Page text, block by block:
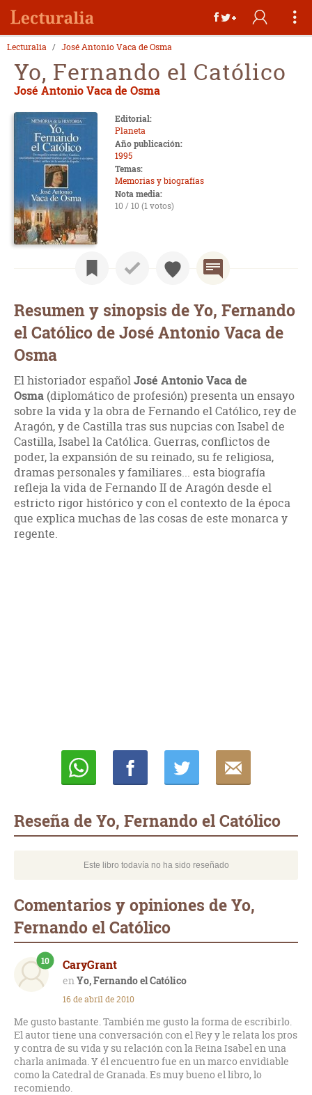
Lecturalia José Antonio Vaca de Osma
Yo, Fernando el Católico
José Antonio Vaca de Osma
Editorial:
Planeta
Año publicación:
1995
Temas:
Memorias y biografías
Nota media:
10 / 10 (1 votos)
Resumen y sinopsis de Yo, Fernando
el Católico de José Antonio Vaca de
Osma
El historiador españolJosé Antonio Vaca de
Osma (diplomático de profesión) presenta un ensayo
sobre la vida y la obra de Fernando el Católico, rey de
Aragón, y de Castilla tras sus nupcias con Isabel de
Castilla, Isabel la Católica. Guerras, conflictos de
poder, la expansión de su reinado, su fe religiosa,
dramas personales y familiares... esta biografía
refleja la vida de Fernando II de Aragón desde el
estricto rigor histórico y con el contexto de la época
que explica muchas de las cosas de este monarca y
regente.
Reseña de Yo, Fernando el Católico
Este libro todavía no ha sido reseñado
Comentarios y opiniones de Yo,
Fernando el Católico
CaryGrant
Yo, Fernando el Católico
10
16 de abril de 2010
Me gusto bastante. También me gusto la forma de escribirlo.
El autor tiene una conversación con el Rey y le relata los pros
y contra de su vida y su relación con la Reina Isabel en una
charla animada. Y él encuentro fue en un marco envidiable
como la Catedral de Granada. Es muy bueno el libro, lo
recomiendo.